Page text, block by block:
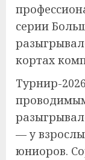
серии
кортах
Турнир-
— у
юниоров.